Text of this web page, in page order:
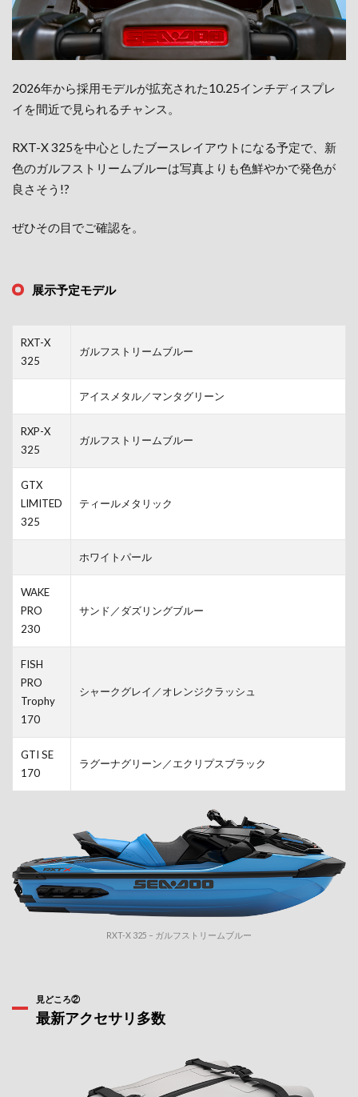
2026年から採用モデルが拡充された10.25インチディスプレ
イを間近で見られるチャンス。
RXT-X 325を中心としたブースレイアウトになる予定で、新
色のガルフストリームブルーは写真よりも色鮮やかで発色が
良さそう!?
ぜひその目でご確認を。
展示予定モデル
RXT-X
325
ガルフストリームブルー
アイスメタル／マンタグリーン
RXP-X
325
ガルフストリームブルー
GTX
LIMITED
325
ティールメタリック
ホワイトパール
WAKE
PRO
230
サンド／ダズリングブルー
FISH
PRO
Trophy
170
シャークグレイ／オレンジクラッシュ
GTI SE
170
ラグーナグリーン／エクリプスブラック
RXT-X 325 – ガルフストリームブルー
見どころ②
最新アクセサリ多数